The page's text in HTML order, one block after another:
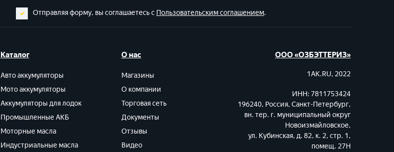
Отправляя форму, вы соглашаетесь с Пользовательским соглашением.
Каталог
Авто аккумуляторы
Мото аккумуляторы
Аккумуляторы для лодок
Промышленные АКБ
Моторные масла
Индустриальные масла
О нас
Магазины
О компании
Торговая сеть
Документы
Отзывы
Видео
ООО «ОЗБЭТТЕРИЗ»
1AK.RU, 2022
ИНН: 7811753424
196240, Россия, Санкт-Петербург,
вн. тер. г. муниципальный округ
Новоизмайловское,
ул. Кубинская, д. 82, к. 2, стр. 1,
помещ. 27Н